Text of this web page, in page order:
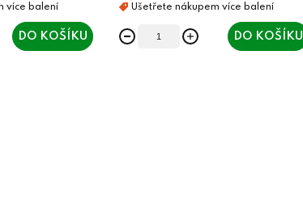
DO KOŠÍKU DO KOŠÍKU